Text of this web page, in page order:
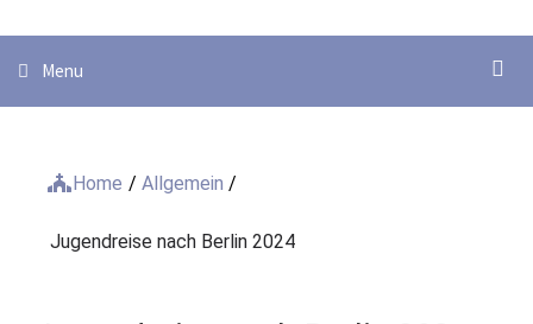
Menu
Home / Allgemein /
Jugendreise nach Berlin 2024